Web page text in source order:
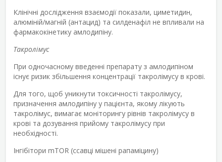
Клінічні дослідження взаємодії показали, циметидин,
алюміній/магній (антацид) та силденафіл не впливали на
фармакокінетику амлодипіну.
Такролімус
При одночасному введенні препарату з амлодипіном
існує ризик збільшення концентрації такролімусу в крові.
Для того, щоб уникнути токсичності такролімусу,
призначення амлодипіну у пацієнта, якому лікують
такролімус, вимагає моніторингу рівнів такролімусу в
крові та дозування прийому такролімусу при
необхідності.
Інгібітори mTOR (ссавці мішені рапаміцину)